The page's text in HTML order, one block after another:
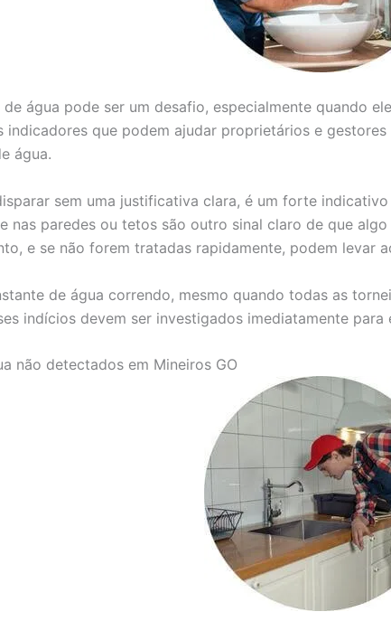
água pode ser um desafio, especialmente quando
indicadores que podem ajudar proprietários e
água.
sem uma justificativa clara, é um forte
nas paredes ou tetos são outro sinal claro de que
e se não forem tratadas rapidamente, podem levar
de água correndo, mesmo quando todas as
indícios devem ser investigados imediatamente
não detectados em Mineiros GO